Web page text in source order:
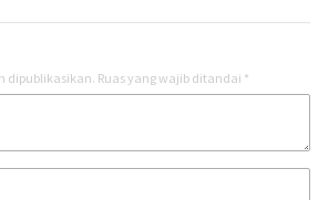
dipublikasikan. Ruas yang wajib ditandai *